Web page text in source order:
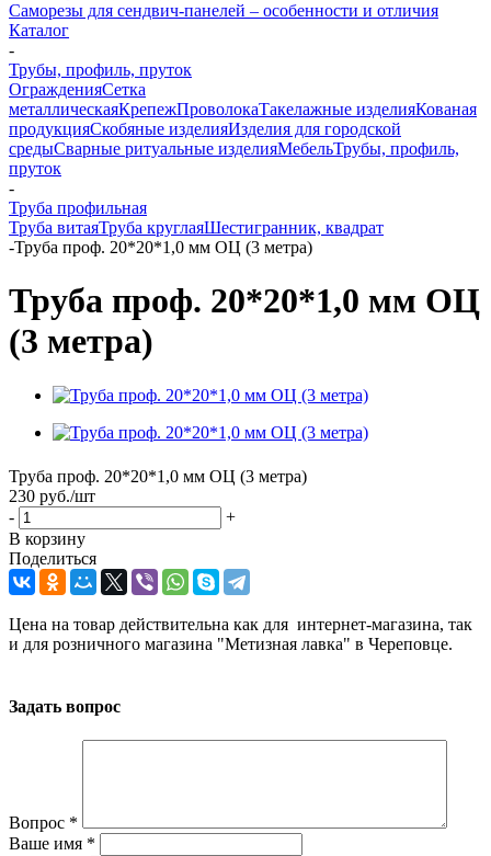
Саморезы для сендвич-панелей – особенности и отличия
Каталог
-
Трубы, профиль, пруток
ОгражденияСетка
металлическаяКрепежПроволокаТакелажные изделияКованая
продукцияСкобяные изделияИзделия для городской
средыСварные ритуальные изделияМебельТрубы, профиль,
пруток
-
Труба профильная
Труба витаяТруба круглаяШестигранник, квадрат
-Труба проф. 20*20*1,0 мм ОЦ (3 метра)
Труба проф. 20*20*1,0 мм ОЦ
(3 метра)
Труба проф. 20*20*1,0 мм ОЦ (3 метра)
230 руб./шт
-
+
В корзину
Поделиться
Цена на товар действительна как для интернет-магазина, так
и для розничного магазина "Метизная лавка" в Череповце.
Задать вопрос
Вопрос *
Ваше имя *